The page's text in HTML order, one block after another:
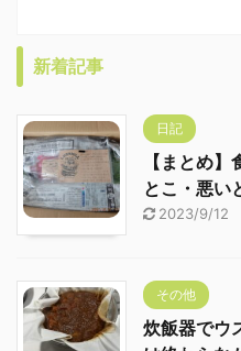
新着記事
日記
【まとめ
とこ・悪い
2023/9/12
その他
炊飯器でウ